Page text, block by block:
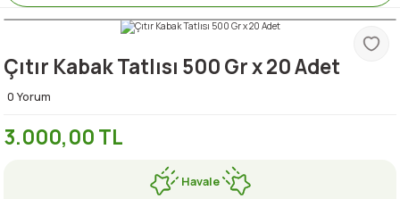
Sosu
Çıtır Kabak Tatlısı 500 Gr x 20 Adet
0 Yorum
3.000,00 TL
Havale